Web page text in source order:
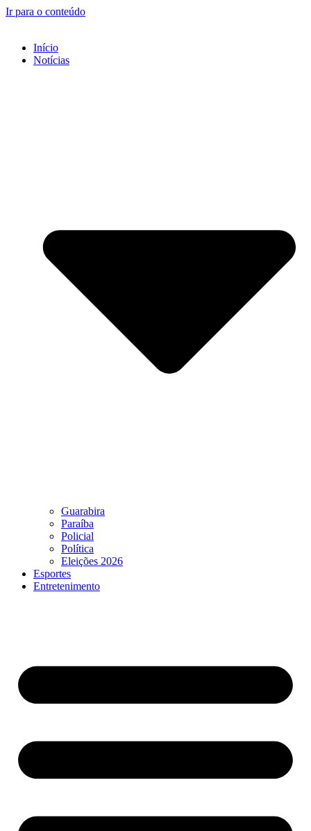
Ir para o conteúdo
Início
Notícias
Guarabira
Paraíba
Policial
Política
Eleições 2026
Esportes
Entretenimento